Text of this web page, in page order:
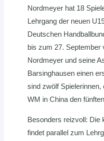
Nordmeyer hat 18
Lehrgang der neuen
Deutschen
bis zum 27. September
Nordmeyer und seine
Barsinghausen einen
sind zwölf Spielerinnen,
WM in China den
Besonders reizvoll: Die
findet parallel zum